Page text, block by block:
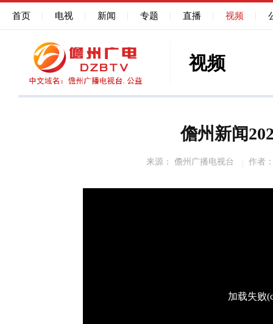
首页 电视 新闻 专题 直播 视频
视频
儋州新闻
来源： 儋州广播电视台 作者
加载失败